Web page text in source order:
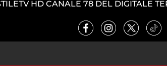
HD CANALE 78 DEL DIGITALE